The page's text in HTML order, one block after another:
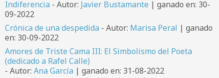
Indiferencia - Autor: Javier Bustamante | ganado en: 30-
09-2022
Crónica de una despedida - Autor: Marisa Peral | ganado
en: 30-09-2022
Amores de Triste Cama III: El Simbolismo del Poeta
(dedicado a Rafel Calle)
- Autor: Ana García | ganado en: 31-08-2022